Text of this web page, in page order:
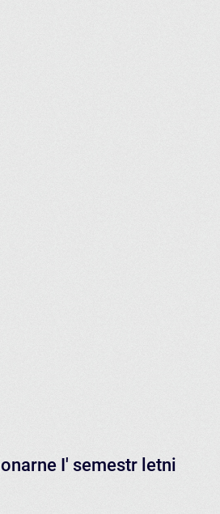
I' semestr letni